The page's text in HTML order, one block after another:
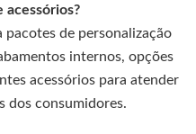
acessórios?
pacotes de personalização
internos, opções
acessórios para atender
dos consumidores.